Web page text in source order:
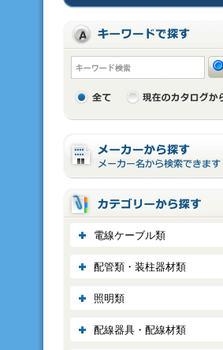
電線ケーブル類
配管類・装柱器材類
照明類
配線器具・配線材類